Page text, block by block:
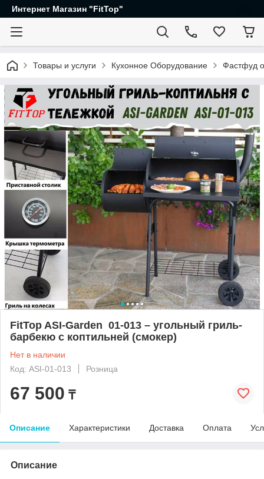
Интернет Магазин "FitTop"
Товары и услуги Кухонное Оборудование Фастфуд
FitTop ASI-Garden 01-013 – угольный гриль-
барбекю с коптильней (смокер)
Нет в наличии
Код: ASI-01-013
Розница
67 500 ₸
Описание Характеристики Доставка Оплата
Описание